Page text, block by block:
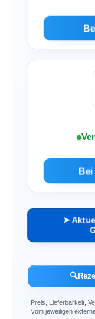
Bei
➤
🔍
Preis, Lieferbarkeit,
vom jeweiligen